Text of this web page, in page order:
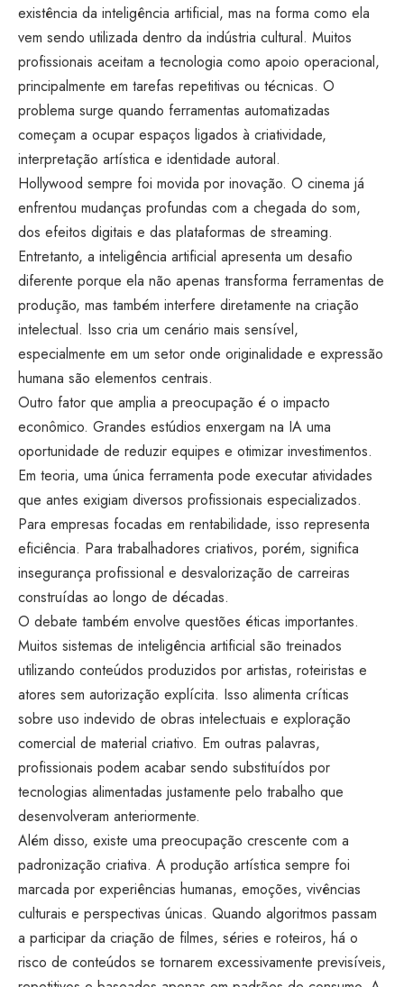
existência da inteligência artificial, mas na forma como ela
vem sendo utilizada dentro da indústria cultural. Muitos
profissionais aceitam a tecnologia como apoio operacional,
principalmente em tarefas repetitivas ou técnicas. O
problema surge quando ferramentas automatizadas
começam a ocupar espaços ligados à criatividade,
interpretação artística e identidade autoral.
Hollywood sempre foi movida por inovação. O cinema já
enfrentou mudanças profundas com a chegada do som,
dos efeitos digitais e das plataformas de streaming.
Entretanto, a inteligência artificial apresenta um desafio
diferente porque ela não apenas transforma ferramentas de
produção, mas também interfere diretamente na criação
intelectual. Isso cria um cenário mais sensível,
especialmente em um setor onde originalidade e expressão
humana são elementos centrais.
Outro fator que amplia a preocupação é o impacto
econômico. Grandes estúdios enxergam na IA uma
oportunidade de reduzir equipes e otimizar investimentos.
Em teoria, uma única ferramenta pode executar atividades
que antes exigiam diversos profissionais especializados.
Para empresas focadas em rentabilidade, isso representa
eficiência. Para trabalhadores criativos, porém, significa
insegurança profissional e desvalorização de carreiras
construídas ao longo de décadas.
O debate também envolve questões éticas importantes.
Muitos sistemas de inteligência artificial são treinados
utilizando conteúdos produzidos por artistas, roteiristas e
atores sem autorização explícita. Isso alimenta críticas
sobre uso indevido de obras intelectuais e exploração
comercial de material criativo. Em outras palavras,
profissionais podem acabar sendo substituídos por
tecnologias alimentadas justamente pelo trabalho que
desenvolveram anteriormente.
Além disso, existe uma preocupação crescente com a
padronização criativa. A produção artística sempre foi
marcada por experiências humanas, emoções, vivências
culturais e perspectivas únicas. Quando algoritmos passam
a participar da criação de filmes, séries e roteiros, há o
risco de conteúdos se tornarem excessivamente previsíveis,